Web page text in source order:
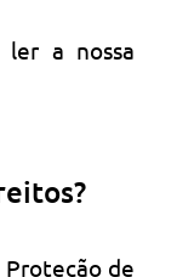
ler a nossa
Proteção de